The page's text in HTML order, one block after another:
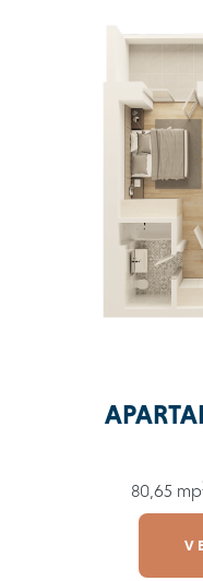
80,65 mp